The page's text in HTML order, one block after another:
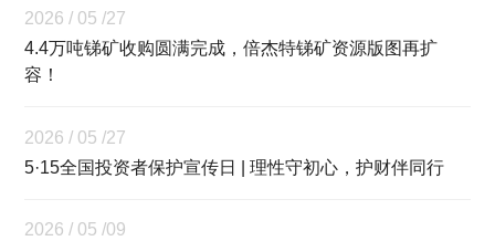
2026 / 05 /27
4.4万吨锑矿收购圆满完成，倍杰特锑矿资源版图再扩
容！
2026 / 05 /27
5·15全国投资者保护宣传日 | 理性守初心，护财伴同行
2026 / 05 /09